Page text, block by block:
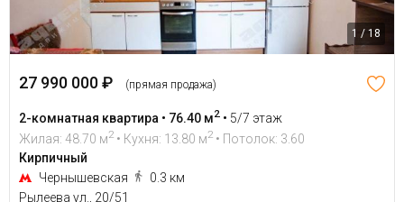
1 / 18
27 990 000 ₽ (прямая продажа)
2-комнатная квартира • 76.40 м2 • 5/7 этаж
Жилая: 48.70 м2 • Кухня: 13.80 м2 • Потолок: 3.60
Кирпичный
Чернышевская
0.3 км
Рылеева ул., 20/51